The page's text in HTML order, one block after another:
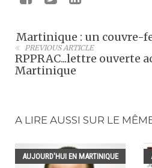
Martinique : un couvre-
PREVIOUS ARTICLE
RPPRAC...lettre ouverte
Martinique
A LIRE AUSSI SUR LE
AUJOURD'HUI EN MARTINIQUE